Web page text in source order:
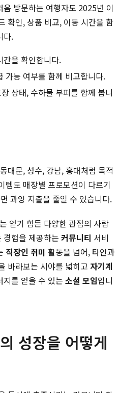
방문하는 여행자도 2025년 이
확인, 상품 비교, 이동 시간을 함
다.
간을 확인합니다.
가능 여부를 함께 비교합니다.
상태, 수하물 부피를 함께 봅니
대문, 성수, 강남, 홍대처럼 목적
템도 매장별 프로모션이 다르기
과잉 지출을 줄일 수 있습니다.
얻기 힘든 다양한 관점의 사람
경험을 제공하는 커뮤니티 서비
직장인 취미 활동을 넘어, 타인과
바라보는 시야를 넓히고 자기계
를 얻을 수 있는 소셜 모임입니
성장을 어떻게